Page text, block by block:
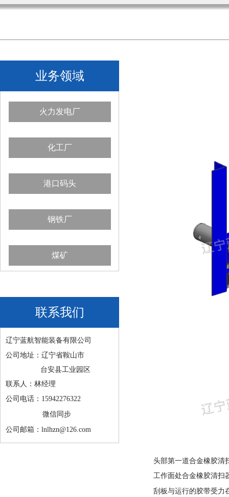
业务领域
火力发电厂
化工厂
港口码头
钢铁厂
煤矿
联系我们
辽宁蓝航智能装备有限公司
公司地址：辽宁省鞍山市
台安县工业园区
联系人：林经理
公司电话：15942276322
微信同步
公司邮箱：lnlhzn@126.com
头部第一道合金橡胶清
工作面处合金橡胶清扫
刮板与运行的胶带受力